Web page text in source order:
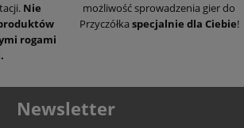
Nie
rogami
możliwość sprowadzenia gier do
Przyczółka specjalnie dla Ciebie!
Newsletter